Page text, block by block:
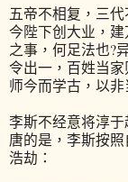
五帝不相复，三
今陛下创大业，
之事，何足法也?
令出一，百姓当
师今而学古，以
李斯不经意将淳
唐的是，李斯按
浩劫：